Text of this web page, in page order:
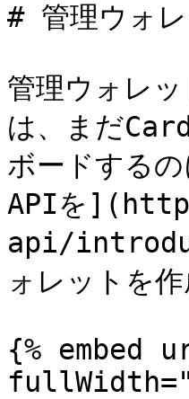
# 管理ウォレ
管理ウォレ
は、まだ
ボードする
APIを
api/
ォレットを
{% embed